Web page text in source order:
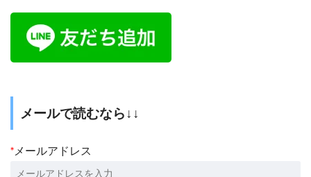
メールで読むなら↓↓
*メールアドレス